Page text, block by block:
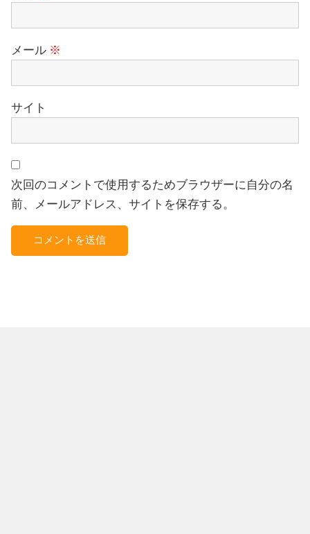
メール ※
サイト
次回のコメントで使用するためブラウザーに自分の名
前、メールアドレス、サイトを保存する。